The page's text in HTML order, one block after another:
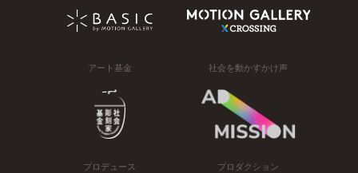
アート基金 社会を動かすかけ声
プロデュース プロダクション